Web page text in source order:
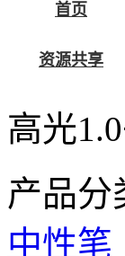
首页
资源共享
高光
产品分
中性笔